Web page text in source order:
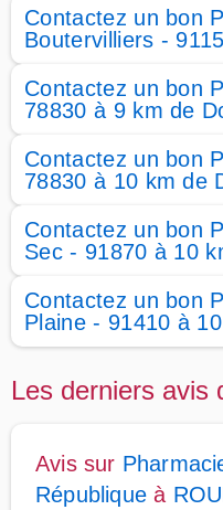
Contactez un bon
Boutervilliers -
Contactez un bon
78830 à 9 km de
Contactez un bon
78830 à 10 km de
Contactez un bon
Sec - 91870 à 10
Contactez un bon
Plaine - 91410 à
Les derniers avis
Avis sur
République à